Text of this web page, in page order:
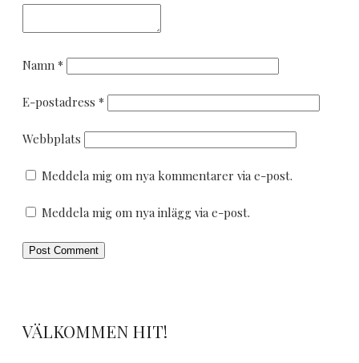
Namn *
E-postadress *
Webbplats
Meddela mig om nya kommentarer via e-post.
Meddela mig om nya inlägg via e-post.
VÄLKOMMEN HIT!